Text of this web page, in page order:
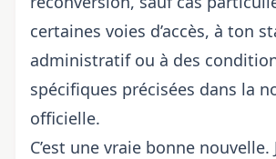
certaines voies d’accès, à ton
administratif ou à des
spécifiques précisées dans la
officielle.
C’est une vraie bonne nouvelle.